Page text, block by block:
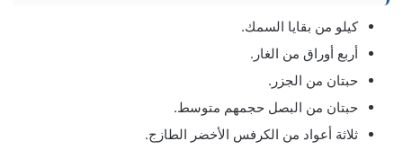
كيلو من بقايا السمك.
أربع أوراق من الغار.
حبتان من الجزر.
حبتان من البصل حجمهم متوسط.
ثلاثة أعواد من الكرفس الأخضر الطازج.